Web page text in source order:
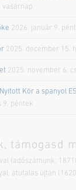
vasárnap
2026. január 9.
2025. december 15.
2025. november 6.
Kör a spanyol
9. péntek
támogasd
(adószámunk:
átutalás újtán